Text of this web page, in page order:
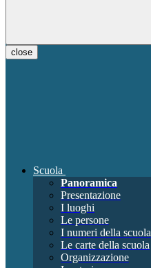
close
Scuola
Panoramica
Presentazione
I luoghi
Le persone
I numeri della scuola
Le carte della scuola
Organizzazione